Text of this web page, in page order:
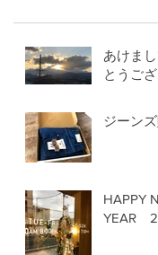
あけま
とうご
ジーン
HAPPY
YEAR